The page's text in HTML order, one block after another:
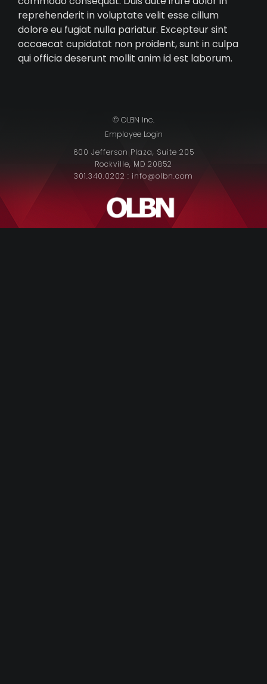
reprehenderit in voluptate velit esse cillum
dolore eu fugiat nulla pariatur. Excepteur sint
occaecat cupidatat non proident, sunt in culpa
qui officia deserunt mollit anim id est laborum.
© OLBN Inc.
Employee Login
600 Jefferson Plaza, Suite 205
Rockville, MD 20852
301.340.0202 : info@olbn.com